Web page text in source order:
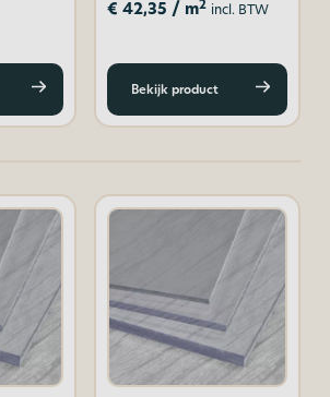
€ 42,35 / m2 incl. BTW
Bekijk product